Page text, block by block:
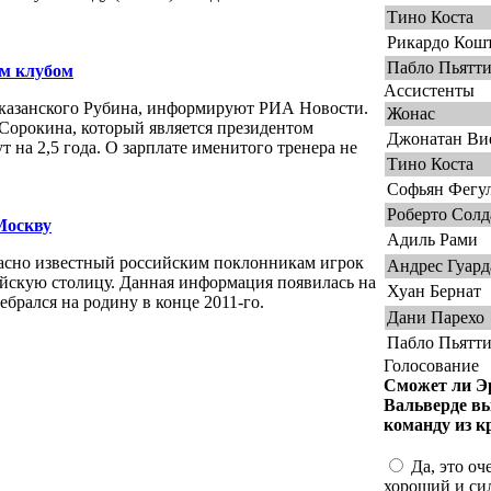
клубом
Рубина, информируют РИА Новости.
который является президентом
2,5 года. О зарплате именитого тренера не
известный российским поклонникам игрок
столицу. Данная информация появилась на
на родину в конце 2011-го.
Тино Коста
Рикардо
Пабло Пьятти
Ассистенты
Жонас
Джонатан
Тино Коста
Софьян
Роберто
Адиль Рами
Андрес
Хуан Бернат
Дани Парехо
Пабло Пьятти
Голосование
Сможет ли
Вальверде
команду из
Да, это
хороший и